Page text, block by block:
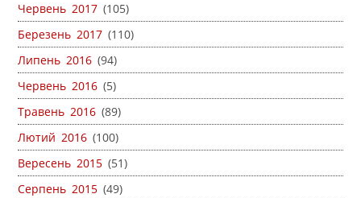
Червень 2017 (105)
Березень 2017 (110)
Липень 2016 (94)
Червень 2016 (5)
Травень 2016 (89)
Лютий 2016 (100)
Вересень 2015 (51)
Серпень 2015 (49)